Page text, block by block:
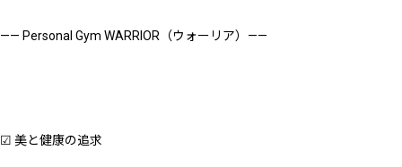
—— Personal Gym WARRIOR（ウォーリア）——
☑︎ 美と健康の追求